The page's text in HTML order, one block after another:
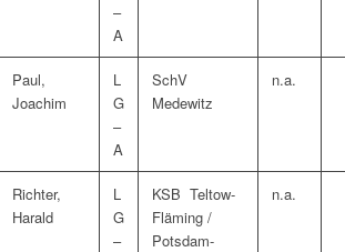
–
A
Paul,
Joachim
L
G
–
A
SchV
Medewitz
n.a.
Richter,
Harald
L
G
–
KSB Teltow-
Fläming /
Potsdam-
n.a.